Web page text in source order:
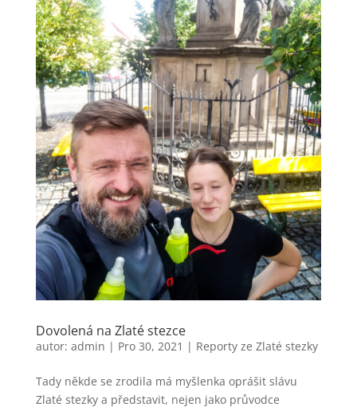
Dovolená na Zlaté stezce
autor: admin | Pro 30, 2021 | Reporty ze Zlaté stezky
Tady někde se zrodila má myšlenka oprášit slávu
Zlaté stezky a představit, nejen jako průvodce